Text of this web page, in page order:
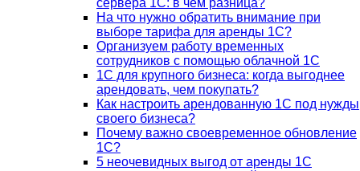
сервера 1С: в чем разница?
На что нужно обратить внимание при
выборе тарифа для аренды 1С?
Организуем работу временных
сотрудников с помощью облачной 1С
1С для крупного бизнеса: когда выгоднее
арендовать, чем покупать?
Как настроить арендованную 1С под нужды
своего бизнеса?
Почему важно своевременное обновление
1С?
5 неочевидных выгод от аренды 1С